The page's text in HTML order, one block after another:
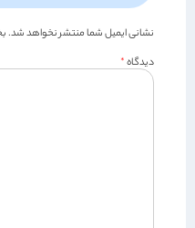
نشانی ایمیل شما منتشر نخواهد شد.
دیدگاه*